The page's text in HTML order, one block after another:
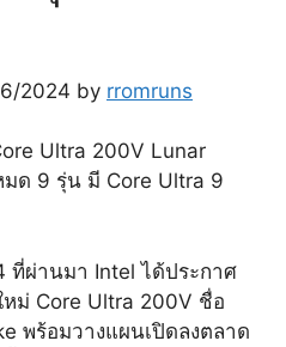
2024 by rromruns
Ultra 200V Lunar
ด 9 รุ่น มี Core Ultra 9
ที่ผ่านมา Intel ได้ประกาศ
ม่ Core Ultra 200V ชื่อ
พร้อมวางแผนเปิดลงตลาด